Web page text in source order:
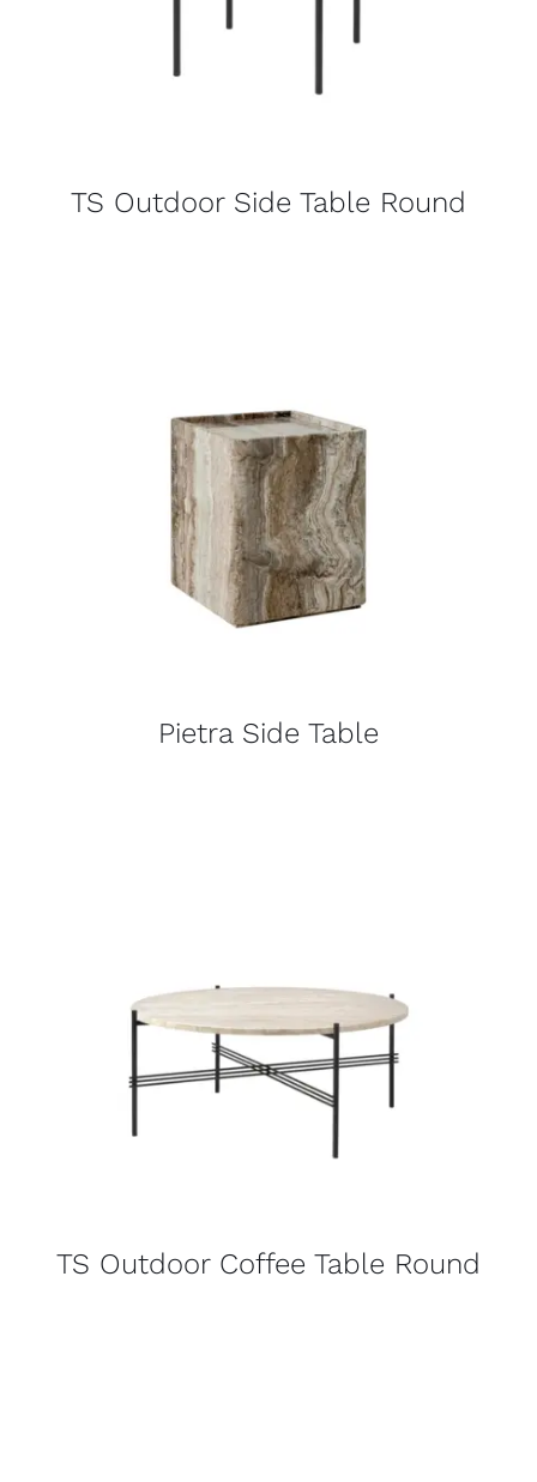
TS Outdoor Side Table Round
Pietra Side Table
TS Outdoor Coffee Table Round